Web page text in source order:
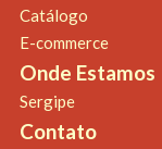
Catálogo
E-commerce
Onde Estamos
Sergipe
Contato